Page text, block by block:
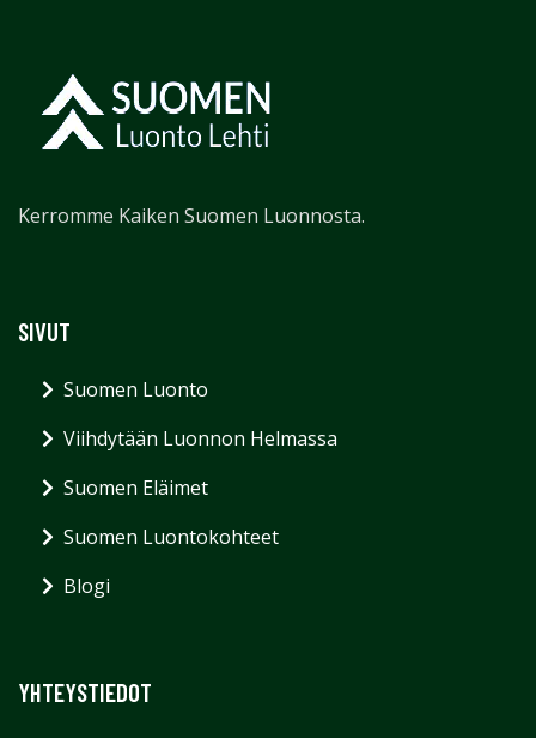
Kerromme Kaiken Suomen Luonnosta.
SIVUT
Suomen Luonto
Viihdytään Luonnon Helmassa
Suomen Eläimet
Suomen Luontokohteet
Blogi
YHTEYSTIEDOT